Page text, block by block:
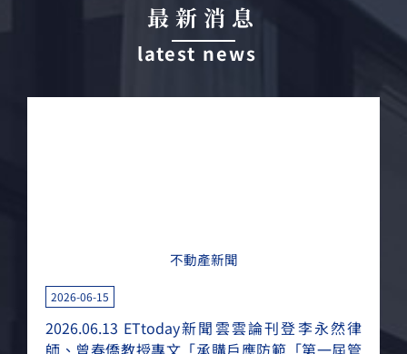
最新消息
latest news
不動產新聞
2026-06-15
2026.06.13 ETtoday新聞雲雲論刊登李永然律